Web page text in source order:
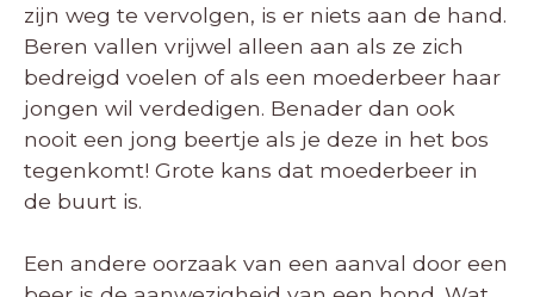
zijn weg te vervolgen, is er niets aan de hand.
Beren vallen vrijwel alleen aan als ze zich
bedreigd voelen of als een moederbeer haar
jongen wil verdedigen. Benader dan ook
nooit een jong beertje als je deze in het bos
tegenkomt! Grote kans dat moederbeer in
de buurt is.
Een andere oorzaak van een aanval door een